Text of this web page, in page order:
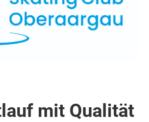
mit Qualität